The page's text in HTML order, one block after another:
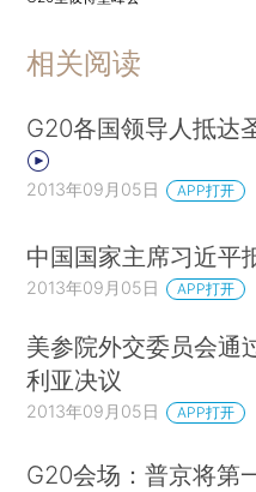
相关阅读
G20各国领导人抵达
2013年09月05日 APP打开
中国国家主席习近平
2013年09月05日 APP打开
美参院外交委员会通
利亚决议
2013年09月05日 APP打开
G20会场：普京将第